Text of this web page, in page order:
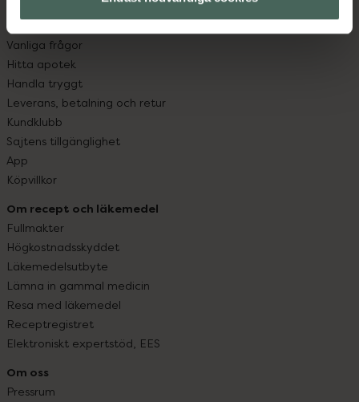
Kontakta oss
Vanliga frågor
Hitta apotek
Handla tryggt
Leverans, betalning och retur
Kundklubb
Sajtens tillgänglighet
App
Köpvillkor
Om recept och läkemedel
Fullmakter
Högkostnadsskyddet
Läkemedelsutbyte
Lämna in gammal medicin
Resa med läkemedel
Receptregistret
Elektroniskt expertstöd, EES
Om oss
Pressrum